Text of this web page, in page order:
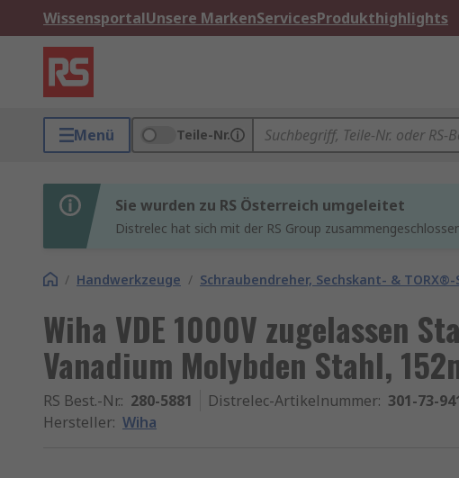
WissensportalUnsere MarkenServicesProdukthighlights
Menü Teile-Nr.
Sie wurden zu RS Österreich umgeleitet
Distrelec hat sich mit der RS Group
/ Handwerkzeuge / Schraubendreher, Sechskant- & TORX®-
Wiha VDE 1000V zugelassen
Vanadium Molybden Stahl,
RS Best.-Nr.: 280-5881 Distrelec-Artikelnummer: 301-73-
Hersteller: Wiha